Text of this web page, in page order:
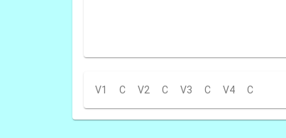
V1 C V2 C V3 C V4 C